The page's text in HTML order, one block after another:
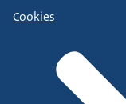
Cookies